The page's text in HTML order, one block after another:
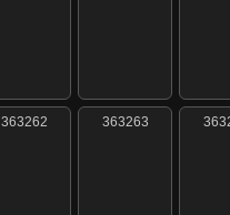
363262 363263